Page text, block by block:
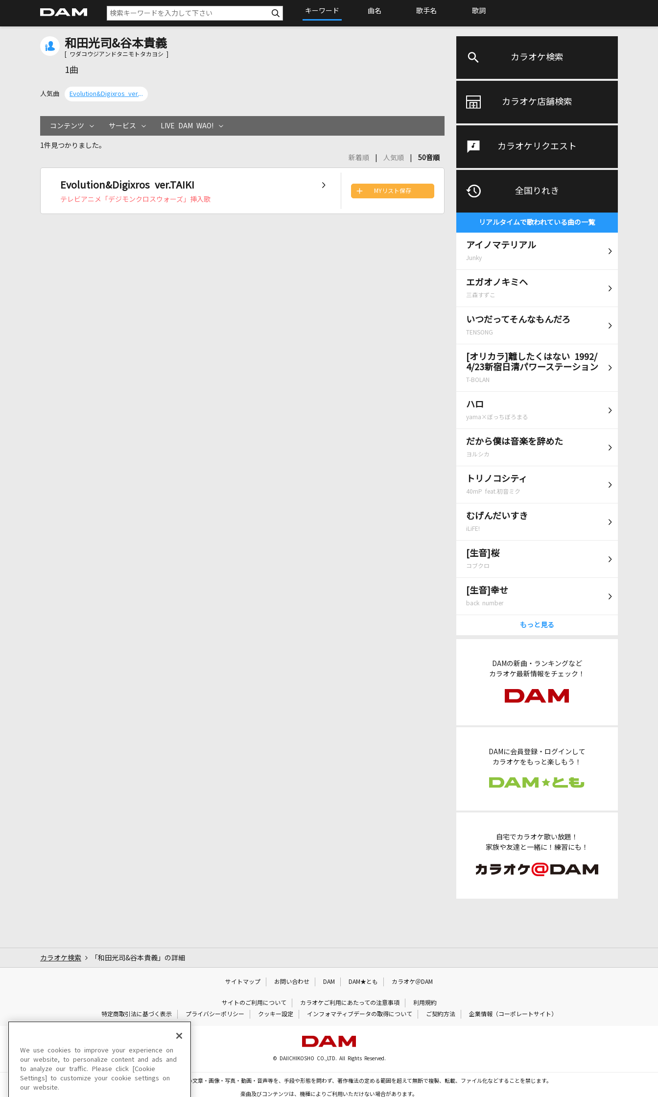
キーワード 曲名 歌手名 歌詞
カラオケ検索
カラオケ店舗検索
カラオケリクエスト
全国りれき
リアルタイムで歌われている曲の一覧
アイノマテリアル
Junky
エガオノキミヘ
三森すずこ
いつだってそんなもんだろ
TENSONG
[オリカラ]離したくはない 1992/
4/23新宿日清パワーステーション
T-BOLAN
ハロ
yama×ぼっちぼろまる
だから僕は音楽を辞めた
ヨルシカ
トリノコシティ
40mP feat.初音ミク
むげんだいすき
iLiFE!
[生音]桜
コブクロ
[生音]幸せ
back number
もっと見る
DAMの新曲・ランキングなど
カラオケ最新情報をチェック！
DAMに会員登録・ログインして
カラオケをもっと楽しもう！
自宅でカラオケ歌い放題！
家族や友達と一緒に！練習にも！
和田光司&谷本貴義
[ ワダコウジアンドタニモトタカヨシ ]
1曲
人気曲 Evolution&Digixros ver.TAIKI
コンテンツ サービス LIVE DAM WAO!
1件見つかりました。
新着順
人気順 50音順
Evolution&Digixros ver.TAIKI
テレビアニメ「デジモンクロスウォーズ」挿入歌
MYリスト保存
カラオケ検索 「和田光司&谷本貴義」の詳細
サイトマップ お問い合わせ DAM DAM★とも カラオケ＠DAM
サイトのご利用について カラオケご利用にあたっての注意事項
利用規約
特定商取引法に基づく表示
プライバシーポリシー クッキー設定 インフォマティブデータの取得について ご契約方法 企業情報（コーポレートサイト）
© DAIICHIKOSHO CO.,LTD. All Rights Reserved.
このサイトに掲載されている一切の文章・画像・写真・動画・音声等を、手段や形態を問わず、著作権法の定める範囲を超えて無断で複製、転載、ファイル化などすることを禁じます。
楽曲及びコンテンツは、機種によりご利用いただけない場合があります。
We use cookies to improve your experience on
our website, to personalize content and ads and
to analyze our traffic. Please click [Cookie
Settings] to customize your cookie settings on
our website.